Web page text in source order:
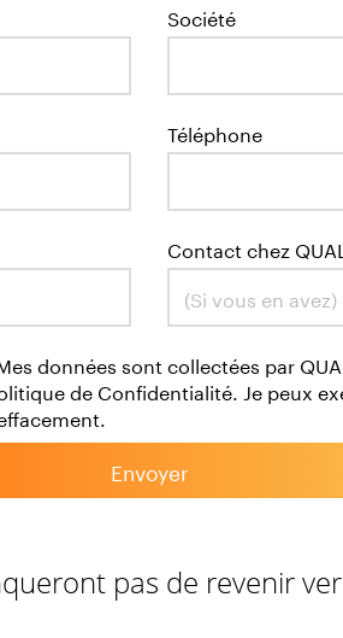
Société
Téléphone
Contact chez
données sont collectées par
de Confidentialité. Je peux
Envoyer
pas de revenir